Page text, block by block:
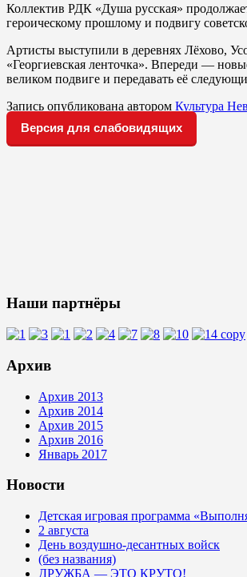
Коллектив РДК «Душа русская»
героическому прошлому и подвигу
Артисты выступили в деревнях Лёхово,
«Георгиевская ленточка». Впереди —
великом подвиге и передавать её
Запись опубликована автором Культура
Версия для слабовидящих
Наши партнёры
Архив
Архив 2013
Архив 2014
Архив 2015
Архив 2016
Январь 2017
Новости
Детская игровая программа
2 августа
День воздушно-десантных войск
(без названия)
ДРУЖБА — ЭТО КРУТО!